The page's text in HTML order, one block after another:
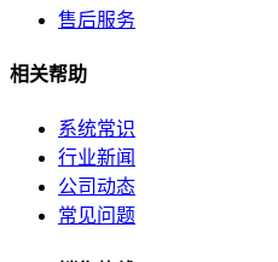
售后服务
相关帮助
系统常识
行业新闻
公司动态
常见问题